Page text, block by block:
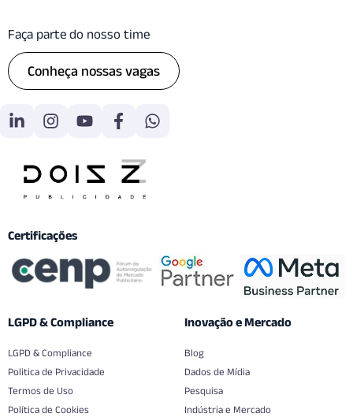
Faça parte do nosso time
Conheça nossas vagas
Certificações
LGPD & Compliance
LGPD & Compliance
Politica de Privacidade
Termos de Uso
Política de Cookies
Inovação e Mercado
Blog
Dados de Mídia
Pesquisa
Indústria e Mercado